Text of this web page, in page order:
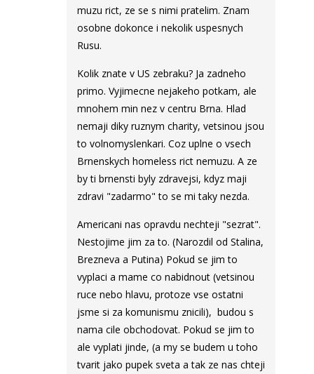
muzu rict, ze se s nimi pratelim. Znam
osobne dokonce i nekolik uspesnych
Rusu.
Kolik znate v US zebraku? Ja zadneho
primo. Vyjimecne nejakeho potkam, ale
mnohem min nez v centru Brna. Hlad
nemaji diky ruznym charity, vetsinou jsou
to volnomyslenkari. Coz uplne o vsech
Brnenskych homeless rict nemuzu. A ze
by ti brnensti byly zdravejsi, kdyz maji
zdravi "zadarmo" to se mi taky nezda.
Americani nas opravdu nechteji "sezrat".
Nestojime jim za to. (Narozdil od Stalina,
Brezneva a Putina) Pokud se jim to
vyplaci a mame co nabidnout (vetsinou
ruce nebo hlavu, protoze vse ostatni
jsme si za komunismu znicili), budou s
nama cile obchodovat. Pokud se jim to
ale vyplati jinde, (a my se budem u toho
tvarit jako pupek sveta a tak ze nas chteji